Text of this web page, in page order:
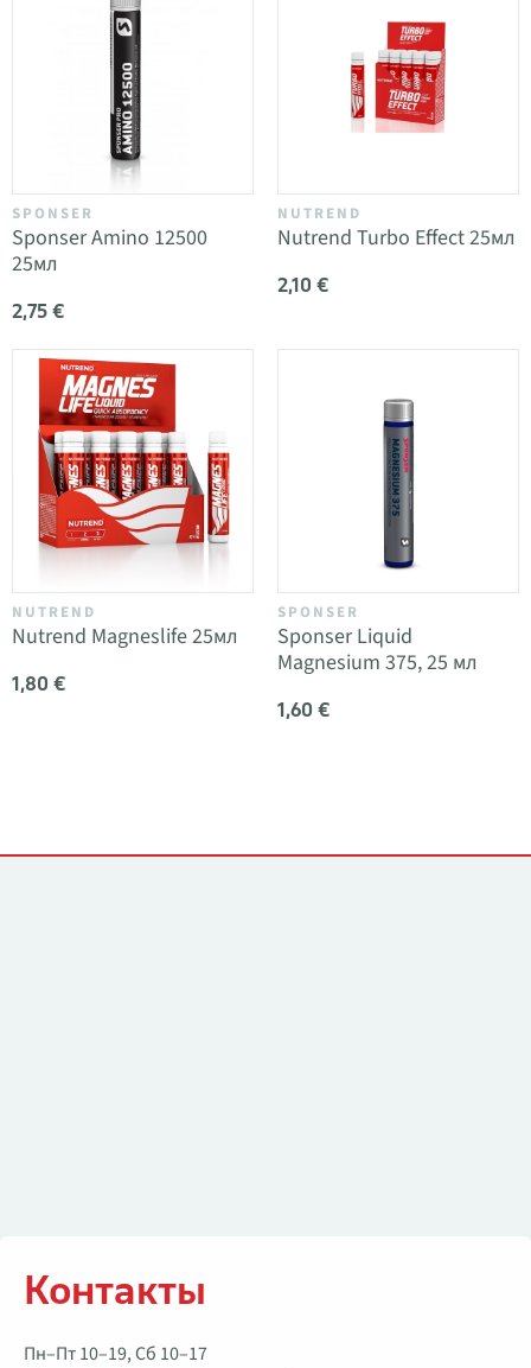
SPONSER
Sponser Amino 12500
25мл
2,75 €
NUTREND
Nutrend Turbo Effect 25мл
2,10 €
NUTREND
Nutrend Magneslife 25мл
1,80 €
SPONSER
Sponser Liquid
Magnesium 375, 25 мл
1,60 €
Контакты
Пн–Пт 10–19, Сб 10–17